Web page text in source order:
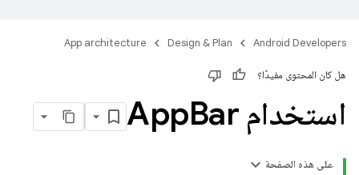
Android Developers
Design & Plan
App architecture
هل كان المحتوى مفيدًا؟
استخدام App Bar
على هذه الصفحة